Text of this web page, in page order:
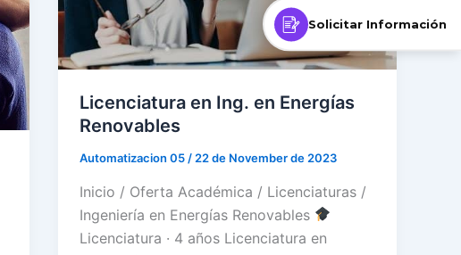
Licenciatura en Ing. en Energías
Renovables
Automatizacion 05 / 22 de November de 2023
Inicio / Oferta Académica / Licenciaturas /
Ingeniería en Energías Renovables
Licenciatura · 4 años Licenciatura en
Solicitar Información